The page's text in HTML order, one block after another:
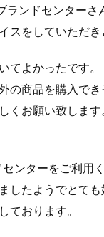
ランドセンター
スをしていただき
てよかったです。
の商品を購入で
くお願い致します
ンターをご利用
したようでとても
ております。